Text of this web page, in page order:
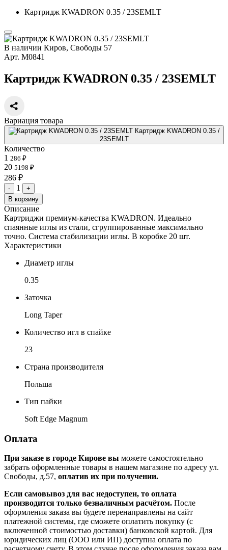
Картридж KWADRON 0.35 / 23SEMLT
В наличии Киров, Свободы 57
Арт. М0841
Картридж KWADRON 0.35 / 23SEMLT
Вариация товара
Картридж KWADRON 0.35 /
23SEMLT
Количество
1 286 ₽
20 5198 ₽
286 ₽
- 1
+
В корзину
Описание
Картриджи премиум-качества KWADRON. Идеально
спаянные иглы из стали, сгруппированные максимально
точно. Система стабилизации иглы. В коробке 20 шт.
Характеристики
Диаметр иглы
0.35
Заточка
Long Taper
Количество игл в спайке
23
Страна производителя
Польша
Тип пайки
Soft Edge Magnum
Оплата
При заказе в городе Кирове вы можете самостоятельно
забрать оформленные товары в нашем магазине по адресу ул.
Свободы, д.57, оплатив их при получении.
Если самовывоз для вас недоступен, то оплата
производится только безналичным расчётом. После
оформления заказа вы будете перенаправлены на сайт
платежной системы, где сможете оплатить покупку (с
включенной стоимостью доставки) банковской картой. Для
юридических лиц (ООО или ИП) доступна оплата по